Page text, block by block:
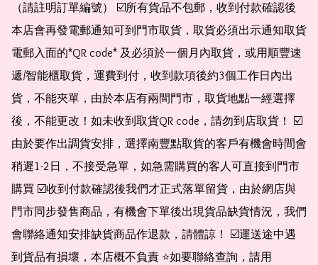
（請註明訂單編號） ☑️所有貨品不包郵，收到付款確認後
本店會再發電郵通知可到門市取貨，取貨必須出示通知取貨
電郵入面的*QR code* 及必須於一個月內取貨，或用順豐速
遞/智能櫃取貨，運費到付，收到款項後約3個工作日內出
貨，不能夾單，由於本店有兩間門市，取貨地點一經選擇
後，不能更改！如未收到取貨QR code，請勿到店取貨！ ☑️
由於要作出調貨安排，選擇南豐點取貨的客戶有機會時間會
稍遲1-2日，不接受急單，如急需購買的客人可直接到門市
購買 ☑️收到付款確認後我們才正式落單留貨，由於網店與
門市同步發售商品，有機會下單後出現貨品缺貨情況，我們
會聯絡通知安排缺貨商品作退款，請體諒！ ☑️運送途中遇
到貨品有損壞，本店概不負責 ⭐️如要聯絡查詢，請用